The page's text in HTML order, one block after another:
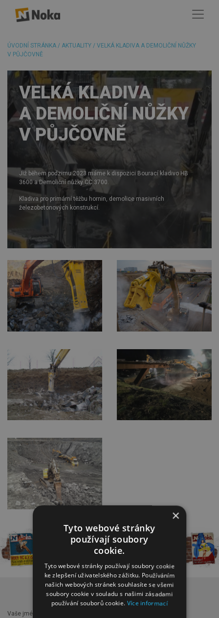
ÚVODNÍ STRÁNKA / AKTUALITY / VELKÁ KLADIVA A DEMOLIČNÍ NŮŽKY
V PŮJČOVNĚ
VELKÁ KLADIVA
A DEMOLIČNÍ NŮŽKY
V PŮJČOVNĚ
Již během podzimu 2023 máme k dispozici Bourací kladivo HB
3600 a Demoliční nůžky CC 3700.
Kladiva pro primární těžbu hornin, demolice masivních
železobetonových konstrukcí.
KONTAKTNÍ FORMULÁŘ
Vaše jméno a příjmení:
×
Tyto webové stránky
používají soubory
cookie.
Tyto webové stránky používají soubory cookie
ke zlepšení uživatelského zážitku. Používáním
našich webových stránek souhlasíte se všemi
soubory cookie v souladu s našimi zásadami
používání souborů cookie. Více informací